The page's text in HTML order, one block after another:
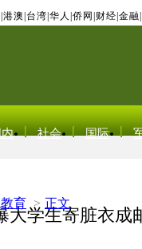
港澳 台湾 华人 侨网 财经 金融
社会 国际
教育 > 正文
大学生寄脏衣成